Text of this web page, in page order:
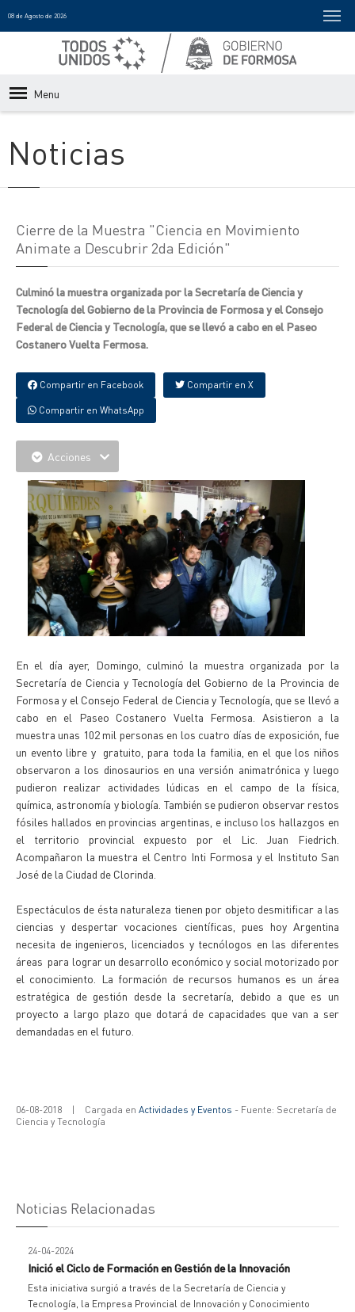
08 de Agosto de 2026
Menu
Noticias
Cierre de la Muestra "Ciencia en Movimiento
Animate a Descubrir 2da Edición"
Culminó la muestra organizada por la Secretaría de Ciencia y
Tecnología del Gobierno de la Provincia de Formosa y el Consejo
Federal de Ciencia y Tecnología, que se llevó a cabo en el Paseo
Costanero Vuelta Fermosa.
Compartir en Facebook Compartir en X
Compartir en WhatsApp
Acciones
En el día ayer, Domingo, culminó la muestra organizada por la
Secretaría de Ciencia y Tecnología del Gobierno de la Provincia de
Formosa y el Consejo Federal de Ciencia y Tecnología, que se llevó a
cabo en el Paseo Costanero Vuelta Fermosa. Asistieron a la
muestra unas 102 mil personas en los cuatro días de exposición, fue
un evento libre y gratuito, para toda la familia, en el que los niños
observaron a los dinosaurios en una versión animatrónica y luego
pudieron realizar actividades lúdicas en el campo de la física,
química, astronomía y biología. También se pudieron observar restos
fósiles hallados en provincias argentinas, e incluso los hallazgos en
el territorio provincial expuesto por el Lic. Juan Fiedrich.
Acompañaron la muestra el Centro Inti Formosa y el Instituto San
José de la Ciudad de Clorinda.
Espectáculos de ésta naturaleza tienen por objeto desmitificar a las
ciencias y despertar vocaciones científicas, pues hoy Argentina
necesita de ingenieros, licenciados y tecnólogos en las diferentes
áreas para lograr un desarrollo económico y social motorizado por
el conocimiento. La formación de recursos humanos es un área
estratégica de gestión desde la secretaría, debido a que es un
proyecto a largo plazo que dotará de capacidades que van a ser
demandadas en el futuro.
06-08-2018 | Cargada en Actividades y Eventos - Fuente: Secretaría de
Ciencia y Tecnología
Noticias Relacionadas
24-04-2024
Inició el Ciclo de Formación en Gestión de la Innovación
Esta iniciativa surgió a través de la Secretaría de Ciencia y
Tecnología, la Empresa Provincial de Innovación y Conocimiento